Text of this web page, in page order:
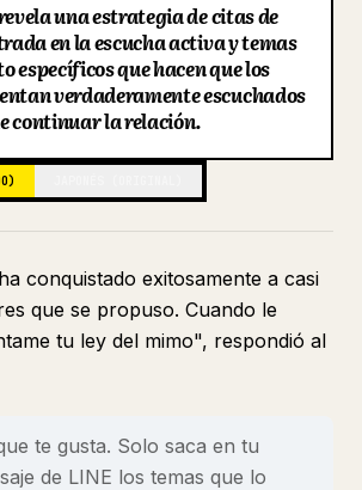
una estrategia de citas de
en la escucha activa y temas
específicos que hacen que los
verdaderamente escuchados
continuar la relación.
conquistado exitosamente a casi
que se propuso. Cuando le
tu ley del mimo", respondió al
te gusta. Solo saca en tu
de LINE los temas que lo